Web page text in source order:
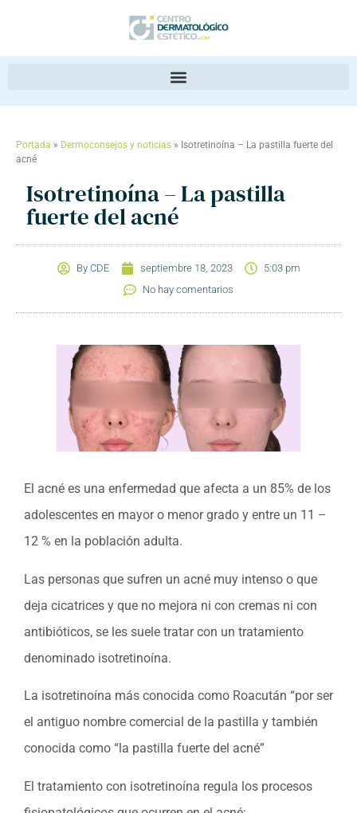
Portada » Dermoconsejos y noticias » Isotretinoína – La pastilla fuerte del
acné
Isotretinoína – La pastilla
fuerte del acné
ByCDE septiembre 18, 2023
5:03 pm
No hay comentarios
El acné es una enfermedad que afecta a un 85% de los
adolescentes en mayor o menor grado y entre un 11 –
12 % en la población adulta.
Las personas que sufren un acné muy intenso o que
deja cicatrices y que no mejora ni con cremas ni con
antibióticos, se les suele tratar con un tratamiento
denominado isotretinoína.
La isotretinoína más conocida como Roacután “por ser
el antiguo nombre comercial de la pastilla y también
conocida como “la pastilla fuerte del acné”
El tratamiento con isotretinoína regula los procesos